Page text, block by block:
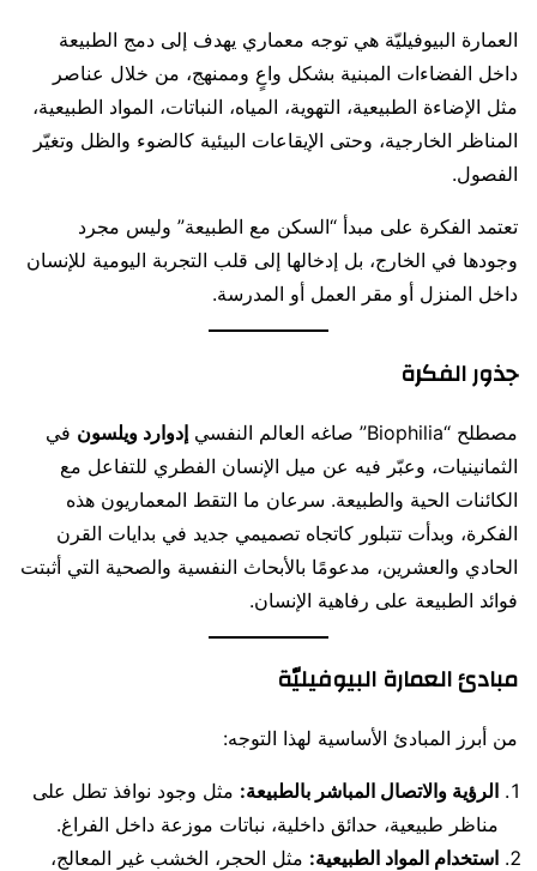
العمارة البيوفيليّة هي توجه معماري يهدف إلى دمج الطبيعة
داخل الفضاءات المبنية بشكل واعٍ وممنهج، من خلال عناصر
مثل الإضاءة الطبيعية، التهوية، المياه، النباتات، المواد الطبيعية،
المناظر الخارجية، وحتى الإيقاعات البيئية كالضوء والظل وتغيّر
الفصول.
تعتمد الفكرة على مبدأ “السكن مع الطبيعة” وليس مجرد
وجودها في الخارج، بل إدخالها إلى قلب التجربة اليومية للإنسان
داخل المنزل أو مقر العمل أو المدرسة.
جذور الفكرة
مصطلح “Biophilia” صاغه العالم النفسي إدوارد ويلسون في
الثمانينيات، وعبّر فيه عن ميل الإنسان الفطري للتفاعل مع
الكائنات الحية والطبيعة. سرعان ما التقط المعماريون هذه
الفكرة، وبدأت تتبلور كاتجاه تصميمي جديد في بدايات القرن
الحادي والعشرين، مدعومًا بالأبحاث النفسية والصحية التي أثبتت
فوائد الطبيعة على رفاهية الإنسان.
مبادئ العمارة البيوفيليّة
من أبرز المبادئ الأساسية لهذا التوجه:
الرؤية والاتصال المباشر بالطبيعة: مثل وجود نوافذ تطل على
مناظر طبيعية، حدائق داخلية، نباتات موزعة داخل الفراغ.
استخدام المواد الطبيعية: مثل الحجر، الخشب غير المعالج،